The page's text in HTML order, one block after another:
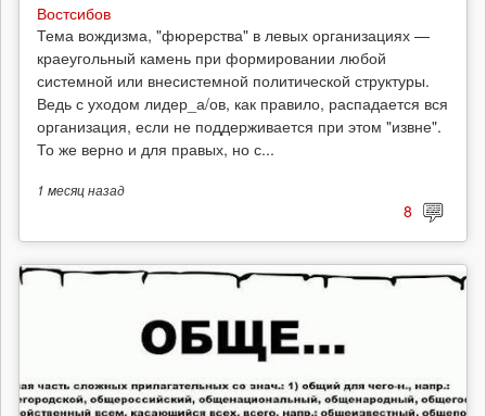
Востсибов
Тема вождизма, "фюрерства" в левых организациях —
краеугольный камень при формировании любой
системной или внесистемной политической структуры.
Ведь с уходом лидер_а/ов, как правило, распадается вся
организация, если не поддерживается при этом "извне".
То же верно и для правых, но с...
1 месяцназад
8